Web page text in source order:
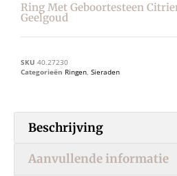
Ring Met Geboortesteen
Geelgoud
SKU 40.27230
Categorieën Ringen, Sieraden
Beschrijving
Aanvullende informatie